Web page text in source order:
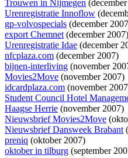
Trouwen in Nijmegen
Urenregistratie Innoflow
gp-volvospecials (december
export Chemnet (december 2007)
Urenregistratie Idae (december
nfcplaza.com (december 2007)
bijnen-interliving (november
Movies2Move (november 2007)
idcardplaza.com (november
Student Council Hotel
Haagse Herrie (november 2007)
Nieuwsbrief Movies2Move
Nieuwsbrief Dansweek Brabant
preniq (oktober 2007)
oktober in tilburg (september